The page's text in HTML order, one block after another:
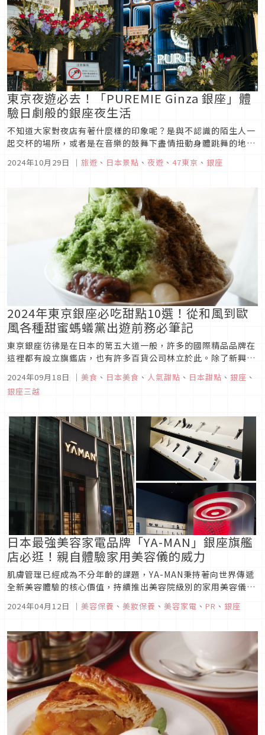
東京夜遊必去！「PUREMIE Ginza 銀座」體
驗日劇般的銀座夜生活
不知道大家對夜店有著什麼樣的印象呢？是與不認識的陌生人一
起交杯的場所，或者是在音樂的鼓舞下盡情扭動身體跳舞的地點
呢？但若是想跳舞的話，沒有跳過舞是不是會讓人有些擔心自己
的舞技呢？那麼不妨來看看「PUREMIE Ginza 銀座」的夜店內
2024年10月29日 ｜ 旅遊 、 日本景點 、 夜遊 、 47東京 、 銀座
2024年東京銀座必吃甜點10選！從和風到歐
風各種甜蜜螞蟻黨出遊前務必筆記
東京銀座彷彿是在日本的第五大道一般，許多的國際精品品牌在
這裡都有設立旗鑑店，也有許多百貨公司林立於此。除了新興的
洲唯一分店，或是入駐百貨公司販售各式甜點。在這裡所要介紹
的銀座必吃甜點，都是在銀座這個人潮洶湧的兵家必爭之地，擁
2024年09月18日 ｜ 美食 、 日本美食 、 人氣甜點 、 日本甜點 、 銀座 、
銀座三越
日本最強美容家電品牌「YA-MAN」銀座旗艦
店必逛！親自體驗家用美容儀的威力
肌膚管理已經成為不分年齡的課題，YA-MAN秉持著向世界傳遞
全新美容體驗的核心價值，持續推出美容院級別的家用美容儀，
2024年04月12日 ｜ 美容保養 、 美妝保養 、 美容家電 、 PR 、 銀座